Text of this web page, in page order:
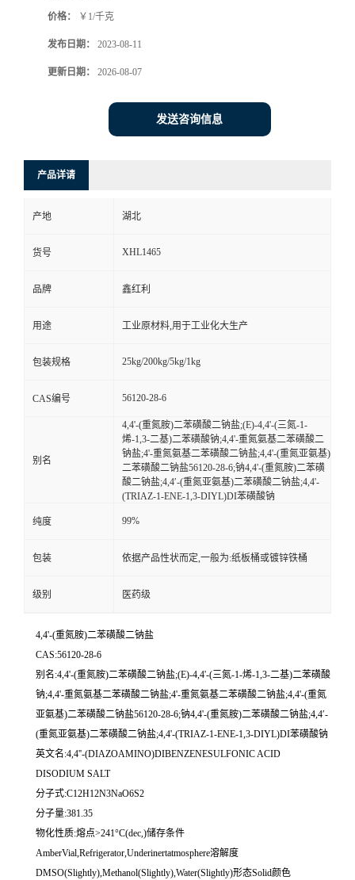
价格： ￥1/千克
发布日期： 2023-08-11
更新日期： 2026-08-07
发送咨询信息
产品详请
产地 湖北
货号 XHL1465
品牌 鑫红利
用途 工业原材料,用于工业化大生产
包装规格 25kg/200kg/5kg/1kg
CAS编号 56120-28-6
别名
4,4'-(重氮胺)二苯磺酸二钠盐;(E)-4,4'-(三氮-1-
烯-1,3-二基)二苯磺酸钠;4,4'-重氮氨基二苯磺酸二
钠盐;4'-重氮氨基二苯磺酸二钠盐;4,4'-(重氮亚氨基)
二苯磺酸二钠盐56120-28-6;钠4,4'-(重氮胺)二苯磺
酸二钠盐;4,4′-(重氮亚氨基)二苯磺酸二钠盐;4,4'-
(TRIAZ-1-ENE-1,3-DIYL)DI苯磺酸钠
纯度 99%
包装 依据产品性状而定,一般为:纸板桶或镀锌铁桶
级别 医药级
4,4'-(重氮胺)二苯磺酸二钠盐
CAS:56120-28-6
别名:4,4'-(重氮胺)二苯磺酸二钠盐;(E)-4,4'-(三氮-1-烯-1,3-二基)二苯磺酸
钠;4,4'-重氮氨基二苯磺酸二钠盐;4'-重氮氨基二苯磺酸二钠盐;4,4'-(重氮
亚氨基)二苯磺酸二钠盐56120-28-6;钠4,4'-(重氮胺)二苯磺酸二钠盐;4,4′-
(重氮亚氨基)二苯磺酸二钠盐;4,4'-(TRIAZ-1-ENE-1,3-DIYL)DI苯磺酸钠
英文名:4,4''-(DIAZOAMINO)DIBENZENESULFONIC ACID
DISODIUM SALT
分子式:C12H12N3NaO6S2
分子量:381.35
物化性质:熔点>241°C(dec,)储存条件
AmberVial,Refrigerator,Underinertatmosphere溶解度
DMSO(Slightly),Methanol(Slightly),Water(Slightly)形态Solid颜色